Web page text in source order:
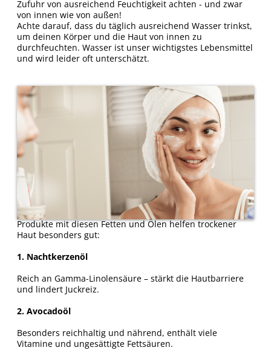
Zufuhr von ausreichend Feuchtigkeit achten - und zwar
von innen wie von außen!
Achte darauf, dass du täglich ausreichend Wasser trinkst,
um deinen Körper und die Haut von innen zu
durchfeuchten. Wasser ist unser wichtigstes Lebensmittel
und wird leider oft unterschätzt.
Produkte mit diesen Fetten und Ölen helfen trockener
Haut besonders gut:
1. Nachtkerzenöl
Reich an Gamma-Linolensäure – stärkt die Hautbarriere
und lindert Juckreiz.
2. Avocadoöl
Besonders reichhaltig und nährend, enthält viele
Vitamine und ungesättigte Fettsäuren.